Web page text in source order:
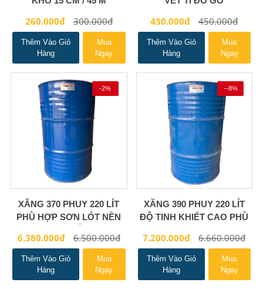
260.000đ 300.000đ
Thêm Vào Giỏ
Hàng
Mua
Ngay
430.000đ 450.000đ
Thêm Vào Giỏ
Hàng
Mua
Ngay
-2%
XĂNG 370 PHUY 220 LÍT
PHÙ HỢP SƠN LÓT NỀN
6.380.000đ 6.500.000đ
Thêm Vào Giỏ
Hàng
Mua
Ngay
--8%
XĂNG 390 PHUY 220 LÍT
ĐỘ TINH KHIẾT CAO PHÙ
7.200.000đ 6.660.000đ
Thêm Vào Giỏ
Hàng
Mua
Ngay